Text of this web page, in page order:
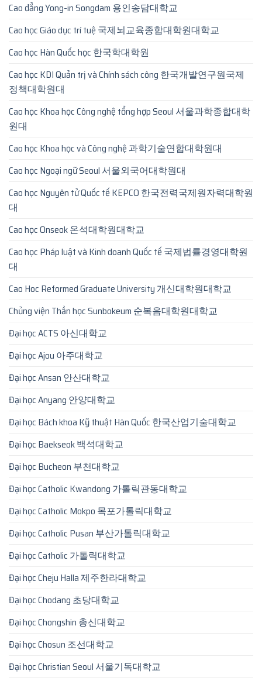
Cao đẳng Yong-in Songdam 용인송담대학교
Cao học Giáo dục trí tuệ 국제뇌교육종합대학원대학교
Cao học Hàn Quốc học 한국학대학원
Cao học KDI Quản trị và Chính sách công 한국개발연구원국제
정책대학원대
Cao học Khoa học Công nghệ tổng hợp Seoul 서울과학종합대학
원대
Cao học Khoa học và Công nghệ 과학기술연합대학원대
Cao học Ngoại ngữ Seoul 서울외국어대학원대
Cao học Nguyên tử Quốc tế KEPCO 한국전력국제원자력대학원
대
Cao học Onseok 온석대학원대학교
Cao học Pháp luật và Kinh doanh Quốc tế 국제법률경영대학원
대
Cao Hoc Reformed Graduate University 개신대학원대학교
Chủng viện Thần học Sunbokeum 순복음대학원대학교
Đại học ACTS 아신대학교
Đại học Ajou 아주대학교
Đại học Ansan 안산대학교
Đại học Anyang 안양대학교
Đại học Bách khoa Kỹ thuật Hàn Quốc 한국산업기술대학교
Đại học Baekseok 백석대학교
Đại học Bucheon 부천대학교
Đại học Catholic Kwandong 가톨릭관동대학교
Đại học Catholic Mokpo 목포가톨릭대학교
Đại học Catholic Pusan 부산가톨릭대학교
Đại học Catholic 가톨릭대학교
Đại học Cheju Halla 제주한라대학교
Đại học Chodang 초당대학교
Đại học Chongshin 총신대학교
Đại học Chosun 조선대학교
Đại học Christian Seoul 서울기독대학교